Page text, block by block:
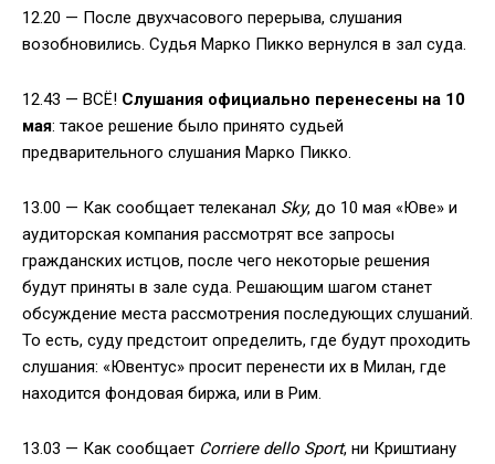
12.20 — После двухчасового перерыва, слушания
возобновились. Судья Марко Пикко вернулся в зал суда.
12.43 — ВСЁ! Слушания официально перенесены на 10
мая: такое решение было принято судьей
предварительного слушания Марко Пикко.
13.00 — Как сообщает телеканал Sky, до 10 мая «Юве» и
аудиторская компания рассмотрят все запросы
гражданских истцов, после чего некоторые решения
будут приняты в зале суда. Решающим шагом станет
обсуждение места рассмотрения последующих слушаний.
То есть, суду предстоит определить, где будут проходить
слушания: «Ювентус» просит перенести их в Милан, где
находится фондовая биржа, или в Рим.
13.03 — Как сообщает Corriere dello Sport, ни Криштиану